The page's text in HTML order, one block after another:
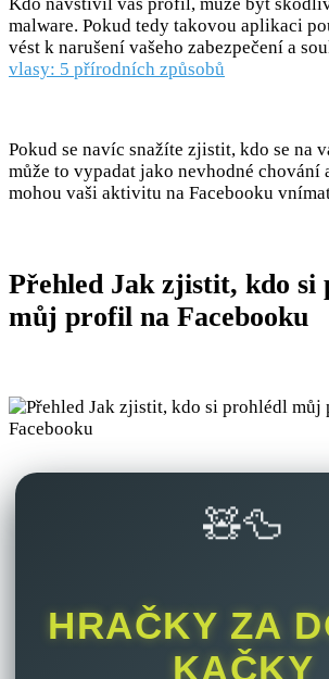
Kdo navštívil váš profil, může být
malware. Pokud tedy takovou aplikaci
vést k narušení vašeho zabezpečení a
vlasy: 5 přírodních způsobů
Pokud se navíc snažíte zjistit, kdo se na
může to vypadat jako nevhodné chování
mohou vaši aktivitu na Facebooku
Přehled Jak zjistit, kdo si
můj profil na Facebooku
🧸🦆
HRAČKY ZA
KAČKY